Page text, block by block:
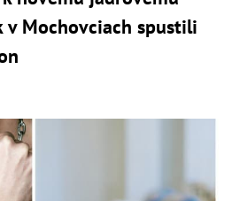
Mochovciach spustili